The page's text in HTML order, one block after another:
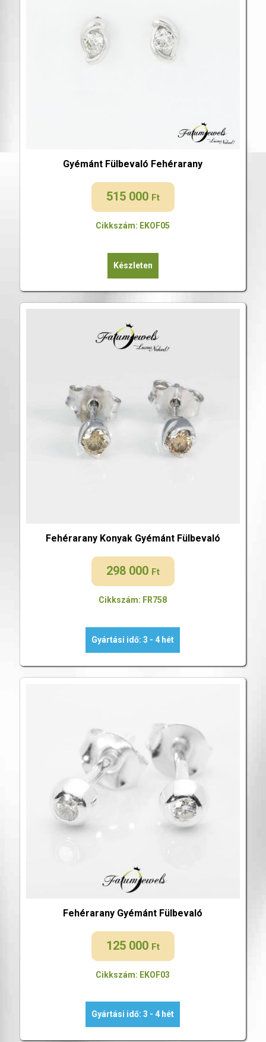
Gyémánt Fülbevaló Fehérarany
515 000 Ft
Cikkszám: EKOF05
Készleten
Fehérarany Konyak Gyémánt Fülbevaló
298 000 Ft
Cikkszám: FR758
Gyártási idő: 3 - 4 hét
Fehérarany Gyémánt Fülbevaló
125 000 Ft
Cikkszám: EKOF03
Gyártási idő: 3 - 4 hét